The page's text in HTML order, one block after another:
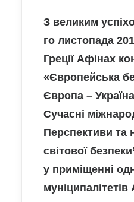
З великим
го листопада
Греції Афінах
«Європейська
Європа –
Сучасні
Перспективи та
світової
у приміщенні